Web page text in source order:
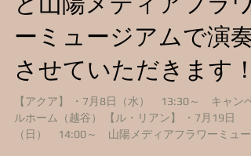
ーミュージアムで演奏
させていただきます！
【アクア】 ・7月8日（水） 13:30～ キャンベ
ルホーム（越谷） 【ル・リアン】 ・7月19日
（日） 14:00～ 山陽メディアフラワーミュー